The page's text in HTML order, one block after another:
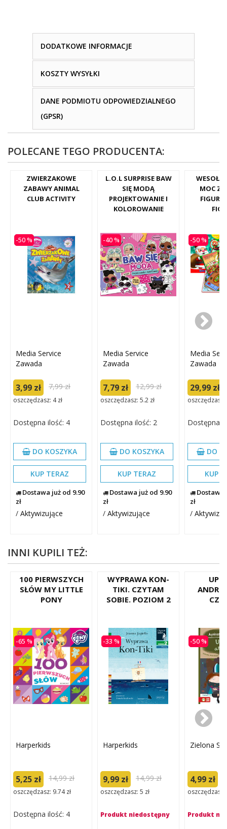
DODATKOWE INFORMACJE
KOSZTY WYSYŁKI
DANE PODMIOTU ODPOWIEDZIALNEGO
(GPSR)
POLECANE TEGO PRODUCENTA:
ZWIERZAKOWE
ZABAWY ANIMAL
CLUB ACTIVITY
-50 %
Media Service
Zawada
3,99 zł 7,99 zł
oszczędzasz: 4 zł
Dostępna ilość: 4
DO KOSZYKA
KUP TERAZ
Dostawa już od 9.90
zł
/ Aktywizujące
L.O.L SURPRISE BAW
SIĘ MODĄ
PROJEKTOWANIE I
KOLOROWANIE
-40 %
Media Service
Zawada
7,79 zł 12,99 zł
oszczędzasz: 5.2 zł
Dostępna ilość: 2
DO KOSZYKA
KUP TERAZ
Dostawa już od 9.90
zł
/ Aktywizujące
MOC
-50 %
Media
Zawada
29,99 zł
oszczędzasz:
Dostępna
DO
KUP
Dostawa
zł
/
INNI KUPILI TEŻ:
100 PIERWSZYCH
SŁÓW MY LITTLE
PONY
-65 %
Harperkids
5,25 zł 14,99 zł
oszczędzasz: 9.74 zł
Dostępna ilość: 4
WYPRAWA KON-
TIKI. CZYTAM
SOBIE. POZIOM 2
-33 %
Harperkids
9,99 zł 14,99 zł
oszczędzasz: 5 zł
Produkt niedostępny
-50 %
Zielona
4,99 zł
oszczędzasz:
Produkt